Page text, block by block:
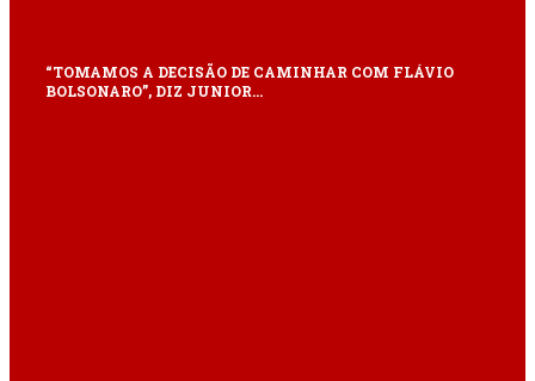
“TOMAMOS A DECISÃO DE CAMINHAR COM FLÁVIO
BOLSONARO”, DIZ JUNIOR…